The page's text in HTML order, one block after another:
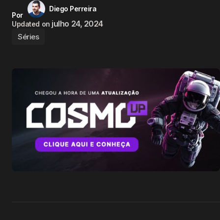
Por
Diego Perreira
Updated on julho 24, 2024
Séries